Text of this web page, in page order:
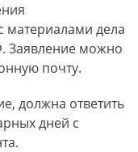
материалами дела
Заявление можно
почту.
должна ответить
дней с